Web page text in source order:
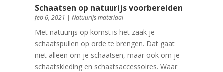
Schaatsen op natuurijs voorbereiden
feb 6, 2021 | Natuurijs materiaal
Met natuurijs op komst is het zaak je
schaatspullen op orde te brengen. Dat gaat
niet alleen om je schaatsen, maar ook om je
schaatskleding en schaatsaccessoires. Waar